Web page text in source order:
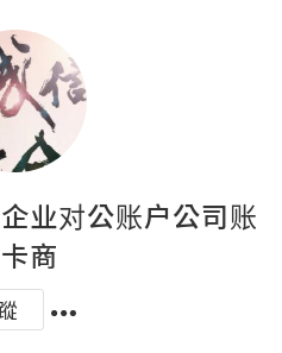
业对公账户公司账
商